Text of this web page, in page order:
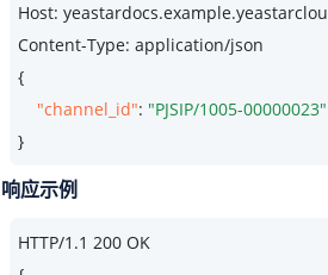
Host:
Content-Type: application/json
{
"channel_id": "PJSIP/1005-00000023"
}
响应示例
HTTP/1.1 200 OK